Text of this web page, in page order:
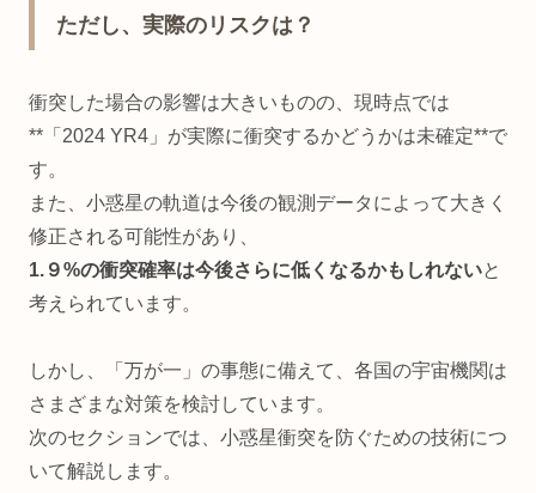
ただし、実際のリスクは？
衝突した場合の影響は大きいものの、現時点では
**「2024 YR4」が実際に衝突するかどうかは未確定**で
す。
また、小惑星の軌道は今後の観測データによって大きく
修正される可能性があり、
1.９%の衝突確率は今後さらに低くなるかもしれないと
考えられています。
しかし、「万が一」の事態に備えて、各国の宇宙機関は
さまざまな対策を検討しています。
次のセクションでは、小惑星衝突を防ぐための技術につ
いて解説します。